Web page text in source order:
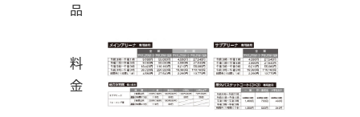
品
料
金